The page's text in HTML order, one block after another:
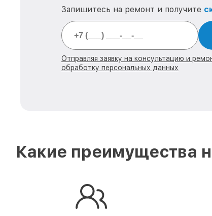
Запишитесь на ремонт и получите
Отправляя заявку на консультацию и
обработку персональных данных
Какие преимущества